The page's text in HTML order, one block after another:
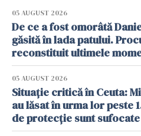
05 AUGUST 2026
De ce a fost omorâtă
găsită în lada patului.
reconstituit ultimele
05 AUGUST 2026
Situație critică în Ceuta:
au lăsat în urma lor peste
de protecție sunt sufocate